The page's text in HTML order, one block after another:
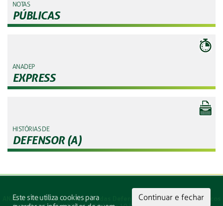
Continuar e fechar
Este site utiliza cookies para
NOTAS
PÚBLICAS
ANADEP
EXPRESS
HISTÓRIAS DE
DEFENSOR (A)
ANADEP - Associação Nacional das Defensoras e Defensores Públicos